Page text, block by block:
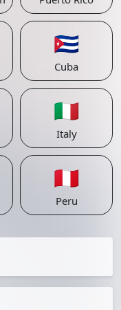
🇨🇺
Cuba
🇮🇹
Italy
🇵🇪
Peru